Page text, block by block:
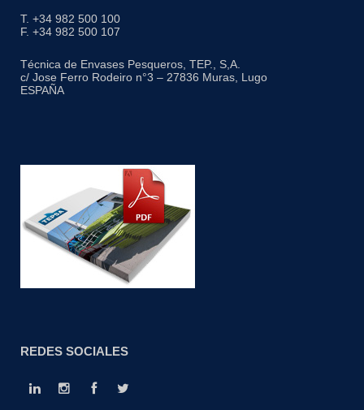
T. +34 982 500 100
F. +34 982 500 107
Técnica de Envases Pesqueros, TEP., S,A.
c/ Jose Ferro Rodeiro n°3 – 27836 Muras, Lugo
ESPAÑA
REDES SOCIALES